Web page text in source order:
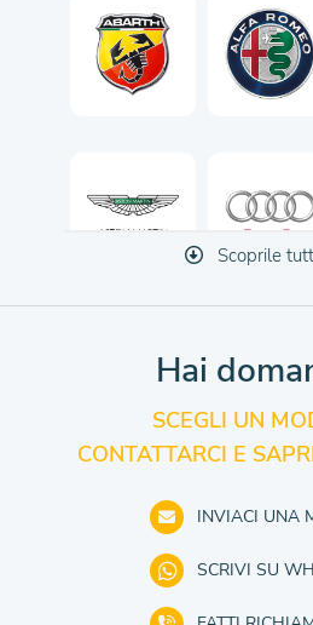
Scoprile
Hai
SCEGLI UN
CONTATTARCI E
INVIACI UNA
SCRIVI SU